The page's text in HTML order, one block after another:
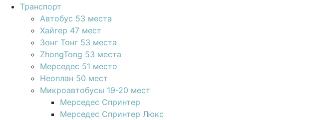
Транспорт
Автобус 53 места
Хайгер 47 мест
Зонг Тонг 53 места
ZhongTong 53 места
Мерседес 51 место
Неоплан 50 мест
Микроавтобусы 19-20 мест
Мерседес Спринтер
Мерседес Спринтер Люкс